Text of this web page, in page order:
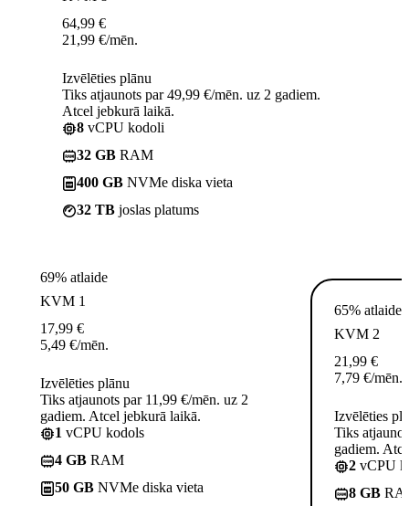
64,99 €
21,99 €/mēn.
Izvēlēties plānu
Tiks atjaunots par 49,99 €/mēn. uz 2 gadiem.
Atcel jebkurā laikā.
8 vCPU kodoli
32 GB RAM
400 GB NVMe diska vieta
32 TB joslas platums
69% atlaide
KVM 1
17,99 €
5,49 €/mēn.
Izvēlēties plānu
Tiks atjaunots par 11,99 €/mēn. uz 2
gadiem. Atcel jebkurā laikā.
1 vCPU kodols
4 GB RAM
50 GB NVMe diska vieta
65% atlaide
KVM 2
21,99 €
7,79 €/mēn.
Izvēlēties
Tiks
gadiem.
2 vCPU
8 GB